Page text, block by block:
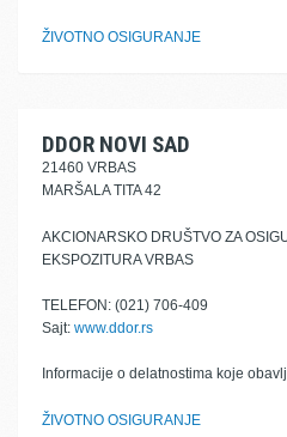
ŽIVOTNO OSIGURANJE
DDOR NOVI SAD
21460 VRBAS
MARŠALA TITA 42
AKCIONARSKO DRUŠTVO ZA
EKSPOZITURA VRBAS
TELEFON: (021) 706-409
Sajt: www.ddor.rs
Informacije o delatnostima koje
ŽIVOTNO OSIGURANJE